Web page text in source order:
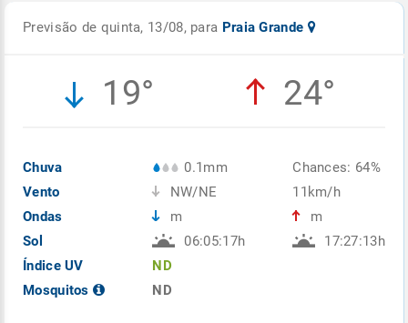
Previsão de quinta, 13/08, para Praia Grande
19° 24°
Chuva
Vento
Ondas
Sol
Índice UV
Mosquitos
0.1mm
NW/NE
m
06:05:17h
ND
ND
Chances: 64%
11km/h
m
17:27:13h